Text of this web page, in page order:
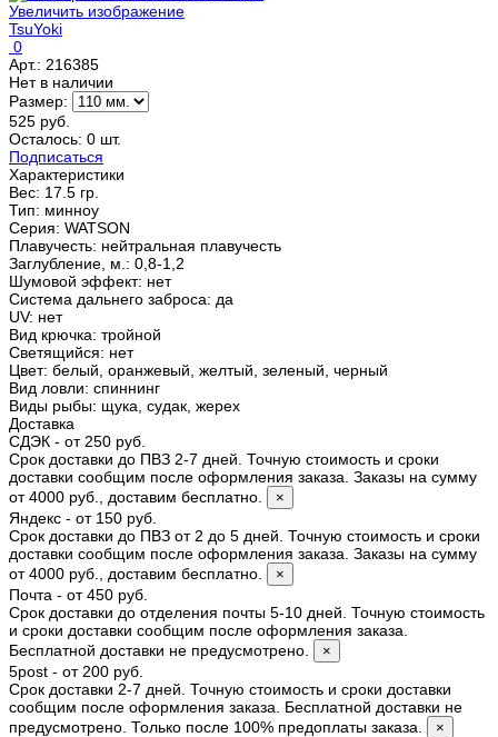
Увеличить изображение
TsuYoki
0
Арт.: 216385
Нет в наличии
Размер:
525 руб.
Осталось: 0 шт.
Подписаться
Характеристики
Вес: 17.5 гр.
Тип: минноу
Серия: WATSON
Плавучесть: нейтральная плавучесть
Заглубление, м. : 0,8-1,2
Шумовой эффект: нет
Система дальнего заброса: да
UV: нет
Вид крючка: тройной
Светящийся: нет
Цвет: белый, оранжевый, желтый, зеленый, черный
Вид ловли: спиннинг
Виды рыбы: щука, судак, жерех
Доставка
СДЭК - от 250 руб.
Срок доставки до ПВЗ 2-7 дней. Точную стоимость и сроки
доставки сообщим после оформления заказа. Заказы на сумму
от 4000 руб., доставим бесплатно.
×
Яндекс - от 150 руб.
Срок доставки до ПВЗ от 2 до 5 дней. Точную стоимость и сроки
доставки сообщим после оформления заказа. Заказы на сумму
от 4000 руб., доставим бесплатно.
×
Почта - от 450 руб.
Срок доставки до отделения почты 5-10 дней. Точную стоимость
и сроки доставки сообщим после оформления заказа.
Бесплатной доставки не предусмотрено.
×
5post - от 200 руб.
Срок доставки 2-7 дней. Точную стоимость и сроки доставки
сообщим после оформления заказа. Бесплатной доставки не
предусмотрено. Только после 100% предоплаты заказа.
×